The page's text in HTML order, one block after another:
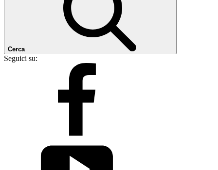
Cerca
Seguici su: